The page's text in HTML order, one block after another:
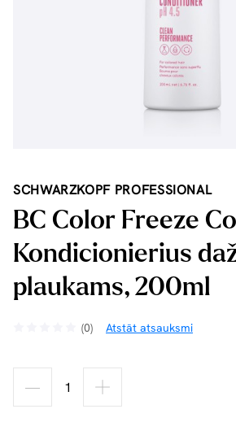
SCHWARZKOPF PROFESSIONAL
BC Color Freeze
Kondicionierius
plaukams, 200ml
(0) Atstāt atsauksmi